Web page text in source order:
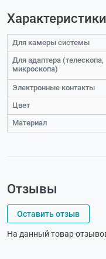
Характеристики
Для камеры системы
Для адаптера (телескопа,
микроскопа)
Электронные контакты
Цвет
Материал
Отзывы
Оставить отзыв
На данный товар